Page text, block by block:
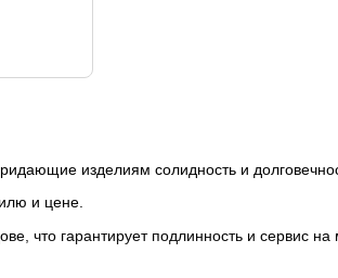
изделиям солидность и
и цене.
гарантирует подлинность и сервис на